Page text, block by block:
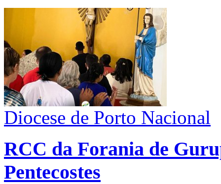
Diocese de Porto Nacional
RCC da Forania de
Pentecostes